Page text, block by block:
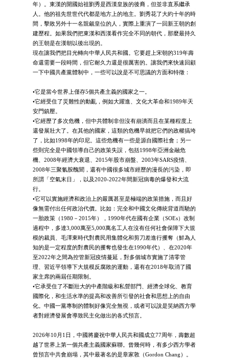
年）。東漢的開國始祖劉秀是西漢皇族的後裔，但並非直系繼承
人。他的祖先世世代代都是地方上的地主。劉秀花了大約十年的時
間，擊敗另外十一名覬覦皇位的人，實際上重演了一回新王朝的創
建歷程。如果我們把東漢和西漢看作完全不同的朝代，那麼最持久
的王朝是在漢朝以後出現的。
現在讓我們把目光轉向中華人民共和國。它要趕上宋朝的319年壽
命還需要一段時間，但它耐久力還是很厲害的。讓我們來快速回顧
一下中國共產黨體制中，一些可以說是不可思議的方面和特徵：
•它是當今世界上僅存5個共產主義的國家之一。
•它經受住了災難性的動亂，例如大躍進、文化大革命和1989年天
安門鎮壓。
•它經歷了多次危機，但中共體制非但沒有崩潰而且在某種程度上
還發展壯大了。在其他的國家，這類的危機早就把它們的政權搞垮
了，比如1998年的印尼。這些危機有一些是源自國際社會；另一
些則完全是中國領導自己的政策失誤，包括1998年亞洲金融危
機、2008年經濟大衰退、2015年股市崩盤、2003年SARS疫情、
2008年三聚氰胺醜聞，還有中國很多城市經歷的漫長的污染，即
所謂「空氣末日」，以及2020-2022年間新冠病毒的爆發和大流
行。
•它可以實施經濟和政治上的嚴厲甚至是極端的政策措施，而且好
像無需付出任何政治代價。比如：完全和中國文化傳統背道而馳的
一胎政策（1980－2015年），1990年代在國有企業（SOEs）改制
過程中，多達3,000萬至5,000萬名工人在沒有任何社會保障下大規
模的裁員、毛澤東時代對農民用集體化和剪刀差進行攫奪（鮮為人
知的是一定程度的對農民的攫奪也發生在1990年代）、在2020年
至2022年之間為控管新冠疫情蔓延，對多個城市實施了清零管
理、習近平領導下大規模反腐敗的運動，還有在2018年取消了國
家主席的兩屆任期限制。
•它承受住了不斷壯大的中產階級和私營部門、經濟全球化、教育
國際化，和生活水準的提高和改善所引發的社會和思想上的自由
化。中國一黨專制的體制好像完全無視，或者可以說是笑納西方學
者對經濟發展會導致民主化做出的各式預言。
2026年10月1日，中國將慶祝中華人民共和國成立77周年，壽數超
越了世界上第一個共產主義國家蘇聯。曾幾何時，有多少西方學者
曾預言中共會崩塌，其中最著名的是章家敦（Gordon Chang）。